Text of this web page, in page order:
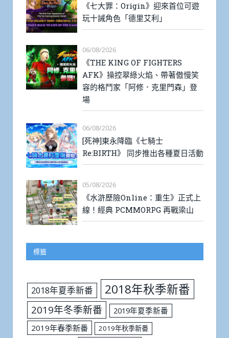
《七大罪：Origin》迎來首位可遊
玩十誡角色「德里艾利」
06/08/2026
《THE KING OF FIGHTERS
AFK》操控翠綠火焰、帶著傲慢笑
容的格鬥家「阿修．克里門森」登
場
06/08/2026
[死神]東永降臨《七騎士
Re:BIRTH》 同步推出各種夏日活動
05/08/2026
《水滸歷險Online：重生》正式上
線！經典 PCMMORPG 再戰梁山
標籤
2018年夏季新番 2018年秋季新番
2019年冬季新番
2019年夏季新番
2019年春季新番
2019年秋季新番